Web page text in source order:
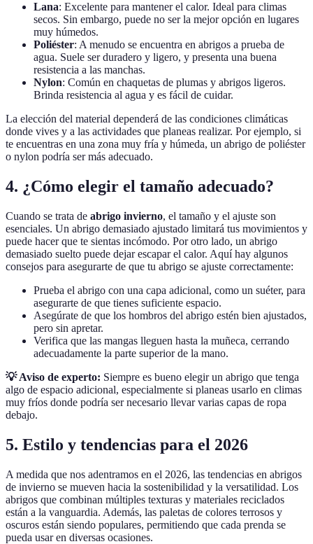
Lana: Excelente para mantener el calor. Ideal para climas
secos. Sin embargo, puede no ser la mejor opción en lugares
muy húmedos.
Poliéster: A menudo se encuentra en abrigos a prueba de
agua. Suele ser duradero y ligero, y presenta una buena
resistencia a las manchas.
Nylon: Común en chaquetas de plumas y abrigos ligeros.
Brinda resistencia al agua y es fácil de cuidar.
La elección del material dependerá de las condiciones climáticas
donde vives y a las actividades que planeas realizar. Por ejemplo, si
te encuentras en una zona muy fría y húmeda, un abrigo de poliéster
o nylon podría ser más adecuado.
4. ¿Cómo elegir el tamaño adecuado?
Cuando se trata de abrigo invierno, el tamaño y el ajuste son
esenciales. Un abrigo demasiado ajustado limitará tus movimientos y
puede hacer que te sientas incómodo. Por otro lado, un abrigo
demasiado suelto puede dejar escapar el calor. Aquí hay algunos
consejos para asegurarte de que tu abrigo se ajuste correctamente:
Prueba el abrigo con una capa adicional, como un suéter, para
asegurarte de que tienes suficiente espacio.
Asegúrate de que los hombros del abrigo estén bien ajustados,
pero sin apretar.
Verifica que las mangas lleguen hasta la muñeca, cerrando
adecuadamente la parte superior de la mano.
💡 Aviso de experto: Siempre es bueno elegir un abrigo que tenga
algo de espacio adicional, especialmente si planeas usarlo en climas
muy fríos donde podría ser necesario llevar varias capas de ropa
debajo.
5. Estilo y tendencias para el 2026
A medida que nos adentramos en el 2026, las tendencias en abrigos
de invierno se mueven hacia la sostenibilidad y la versatilidad. Los
abrigos que combinan múltiples texturas y materiales reciclados
están a la vanguardia. Además, las paletas de colores terrosos y
oscuros están siendo populares, permitiendo que cada prenda se
pueda usar en diversas ocasiones.